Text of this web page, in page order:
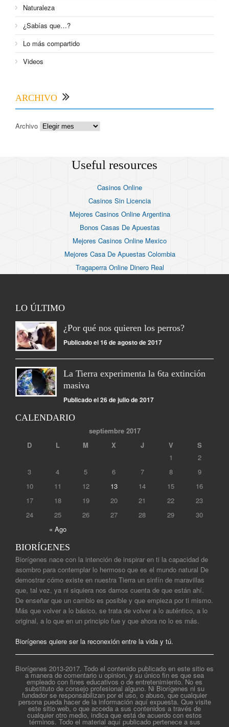
Naturaleza
¿Sabías que…?
Lo más compartido
Videos
ARCHIVO
Archivo
Useful resources
Casinos Online
Casinos Sin Licencia
Mejores Casinos Online Argentina
Bonos Casas De Apuestas
Mejores Casinos Online Mexico
Mejores Casa De Apuestas Colombia
Tragaperra Online Dinero Real
LO ÚLTIMO
¿Por qué nos quieren los perros?
Publicado el 16 de agosto de 2017
La Tierra experimenta la 6ta extinción
masiva
Publicado el 26 de julio de 2017
CALENDARIO
septiembre 2017
D
L M X J V S
« Ago
1
2
3
4 5 6 7 8
9
10
11 12 13 14 15
16
17
18 19 20 21 22
23
24
25 26 27 28 29 30
BIORÍGENES
Biorígenes nace con la intención de inspirar en ti la capacidad de
asombro para contemplar lo hermoso que es el mundo natural De
demostrar cómo existe en nuestra Tierra un sinfín de maravillas
que, tal vez, ya ni siquiera nos damos cuenta de que están ahí.
De enseñar que un cambio es posible y que empieza por ti mismo.
Más que volver a lo básico, se trata de volver a lo auténtico, a lo
original, a lo que en un principio fue y que ahora no lo es más.
Biorígenes quiere ser la reconexión entre la vida y tú.
Biorígenes 2013-2017. Todo el contenido publicado en este sitio es
a manera de comentario u opinion, y su único fin es que sea
empleado con fines educativos o de entretenimiento. No es
substituto de consejo profesional alguno. Ni Biorígenes ni su
fundador se responsabilizan por el uso, o abuso, que cualquier
persona pueda hacer de la información aquí expuesta. Que visite
este sitio web, o que acceda a sus contenidos a través de
cualquier otro medio, indica que está de acuerdo con estos
términos. Todo el material aquí publicado pertenece a sus